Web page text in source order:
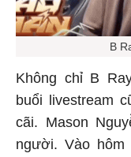
B
Không chỉ B
buổi livestream
cãi. Mason
người. Vào